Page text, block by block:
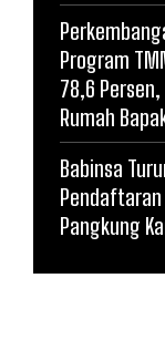
Program
78,6
Rumah
Babinsa
Pendaftaran
Pangkung